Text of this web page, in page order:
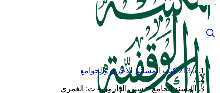
213.6 كتب المسانيد الأخرى والجوامع
/
المسند الجامع = سنن الدارمي - ت: الغمري